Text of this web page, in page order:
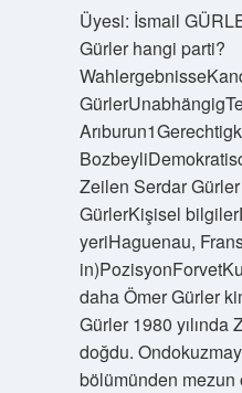
Üyesi: İsmail
Gürler hangi parti?
Zeilen Serdar
GürlerKişisel
yeriHaguenau,
daha Ömer Gürler
Gürler 1980 yılında
doğdu.
bölümünden